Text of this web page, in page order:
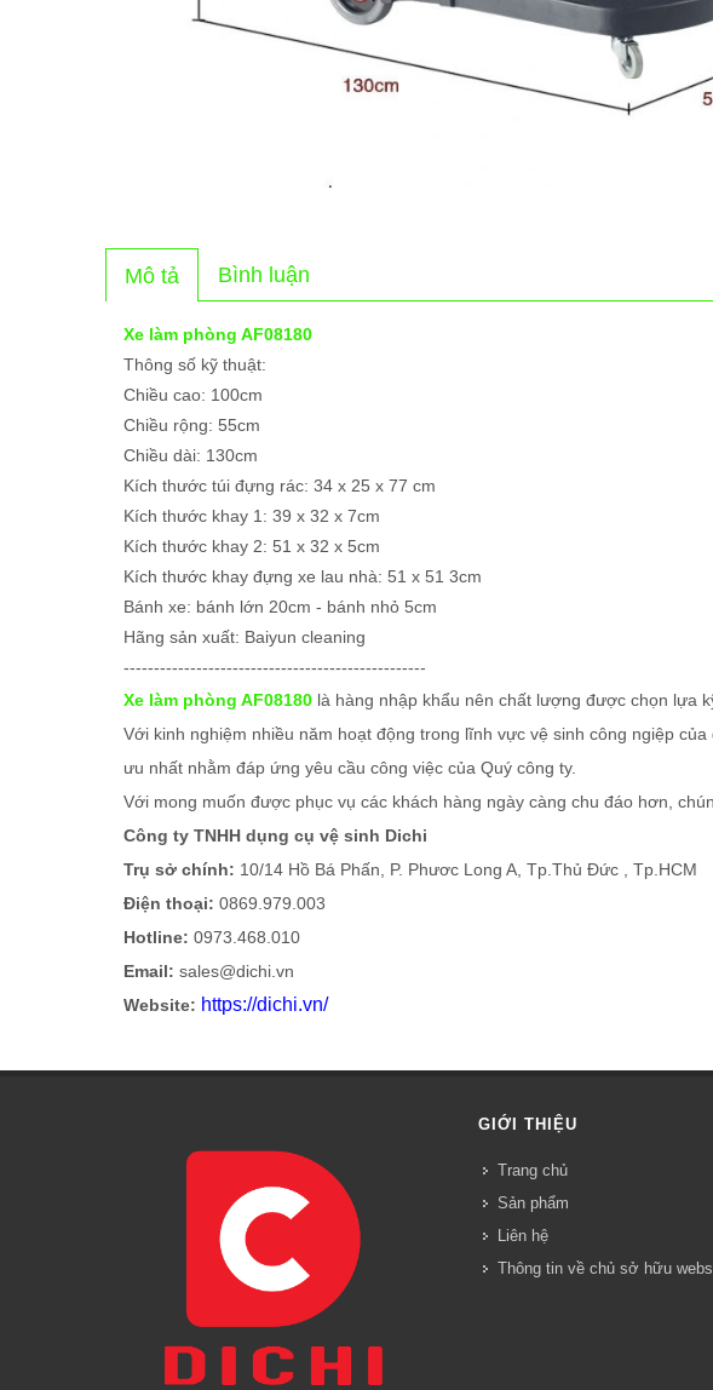
Mô tả Bình luận
Xe làm phòng AF08180
Thông số kỹ thuật:
Chiều cao: 100cm
Chiều rộng: 55cm
Chiều dài: 130cm
Kích thước túi đựng rác: 34 x 25 x 77 cm
Kích thước khay 1: 39 x 32 x 7cm
Kích thước khay 2: 51 x 32 x 5cm
Kích thước khay đựng xe lau nhà: 51 x 51 3cm
Bánh xe: bánh lớn 20cm - bánh nhỏ 5cm
Hãng sản xuất: Baiyun cleaning
--------------------------------------------------
Xe làm phòng AF08180 là hàng nhập khẩu nên chất lượng được chọn lựa
Với kinh nghiệm nhiều năm hoạt động trong lĩnh vực vệ sinh công ngiệp
ưu nhất nhằm đáp ứng yêu cầu công việc của Quý công ty.
Với mong muốn được phục vụ các khách hàng ngày càng chu đáo hơn,
Công ty TNHH dụng cụ vệ sinh Dichi
Trụ sở chính: 10/14 Hồ Bá Phấn, P. Phươc Long A, Tp.Thủ Đức , Tp.HCM
Điện thoại: 0869.979.003
Hotline: 0973.468.010
Email: sales@dichi.vn
Website: https://dichi.vn/
GIỚI THIỆU
Trang chủ
Sản phẩm
Liên hệ
Thông tin về chủ sở hữu